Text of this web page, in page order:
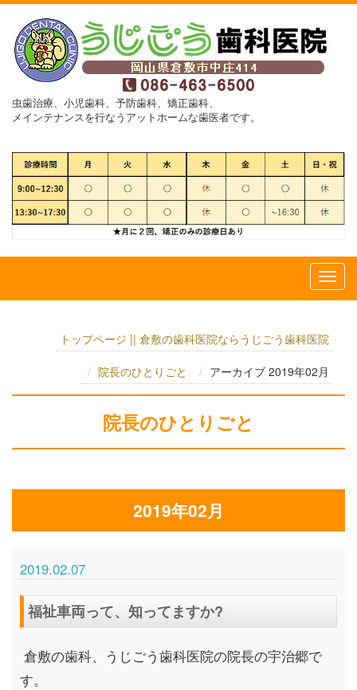
虫歯治療、小児歯科、予防歯科、矯正歯科、
メインテナンスを行なうアットホームな歯医者です。
トップページ || 倉敷の歯科医院ならうじごう歯科医院
院長のひとりごと アーカイブ 2019年02月
院長のひとりごと
2019年02月
2019.02.07
福祉車両って、知ってますか?
倉敷の歯科、うじごう歯科医院の院長の宇治郷で
す。